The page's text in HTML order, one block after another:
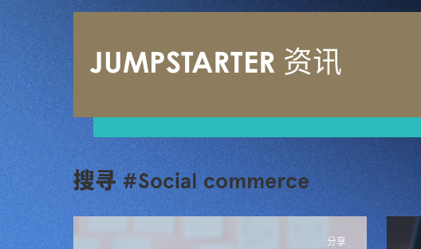
JUMPSTARTER 资讯
搜寻 #Social commerce
分享